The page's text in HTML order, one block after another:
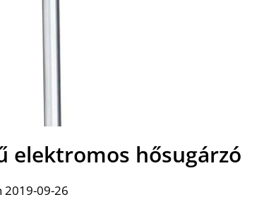
elektromos hősugárzó
2019-09-26